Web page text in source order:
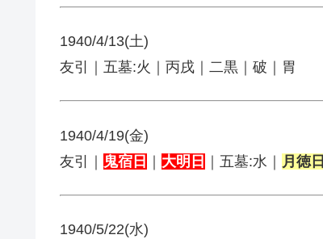
1940/4/13(土)
友引｜五墓:火｜丙戌｜二黒｜破｜胃
1940/4/19(金)
友引｜ 鬼宿日 ｜ 大明日 ｜五墓:水｜ 月徳日
1940/5/22(水)